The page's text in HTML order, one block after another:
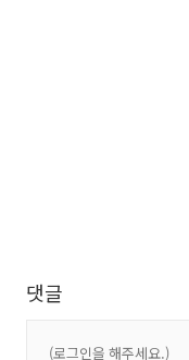
댓글